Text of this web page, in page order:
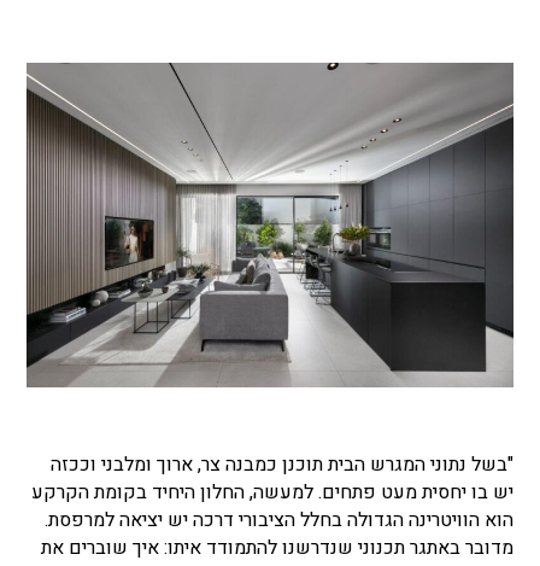
"בשל נתוני המגרש הבית תוכנן כמבנה צר, ארוך ומלבני וככזה
יש בו יחסית מעט פתחים. למעשה, החלון היחיד בקומת הקרקע
הוא הוויטרינה הגדולה בחלל הציבורי דרכה יש יציאה למרפסת.
מדובר באתגר תכנוני שנדרשנו להתמודד איתו: איך שוברים את